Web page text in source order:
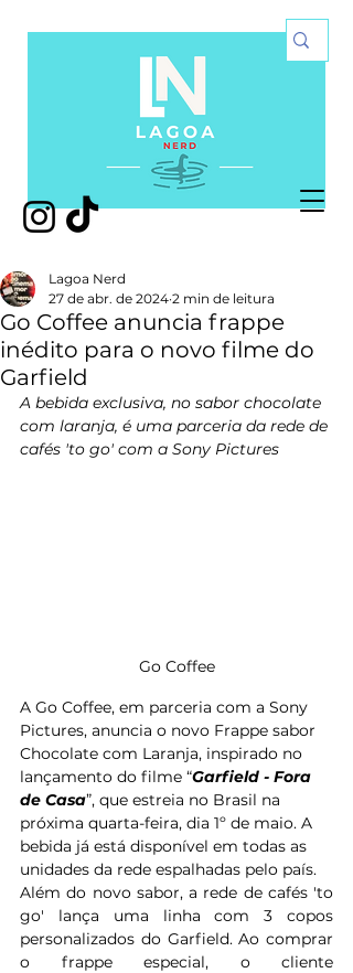
Go Coffee anuncia frappe
inédito para o novo filme do
Garfield
Lagoa Nerd
27 de abr. de 2024 2 min de leitura
A bebida exclusiva, no sabor chocolate
com laranja, é uma parceria da rede de
cafés 'to go' com a Sony Pictures
Go Coffee
A Go Coffee, em parceria com a Sony
Pictures, anuncia o novo Frappe sabor
Chocolate com Laranja, inspirado no
lançamento do filme “Garfield - Fora
de Casa”, que estreia no Brasil na
próxima quarta-feira, dia 1º de maio. A
bebida já está disponível em todas as
unidades da rede espalhadas pelo país.
Além do novo sabor, a rede de cafés 'to
go' lança uma linha com 3 copos
personalizados do Garfield. Ao comprar
o frappe especial, o cliente